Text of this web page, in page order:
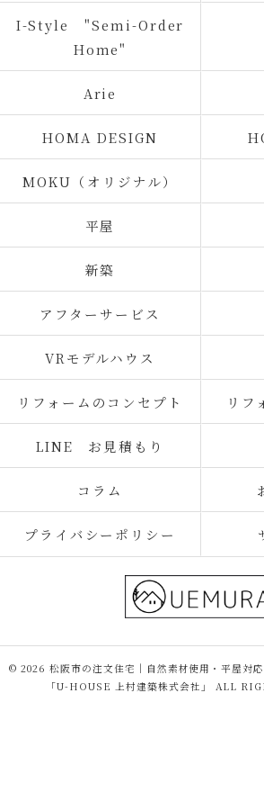
I-Style "Semi-Order
Home"
Arie
HOMA DESIGN
MOKU（オリジナル）
平屋
新築
アフターサービス
VRモデルハウス
リフォームのコンセプト リフ
LINE お見積もり
コラム
プライバシーポリシー
© 2026 松阪市の注文住宅｜自然素材使用・平屋対
「U-HOUSE 上村建築株式会社」 ALL